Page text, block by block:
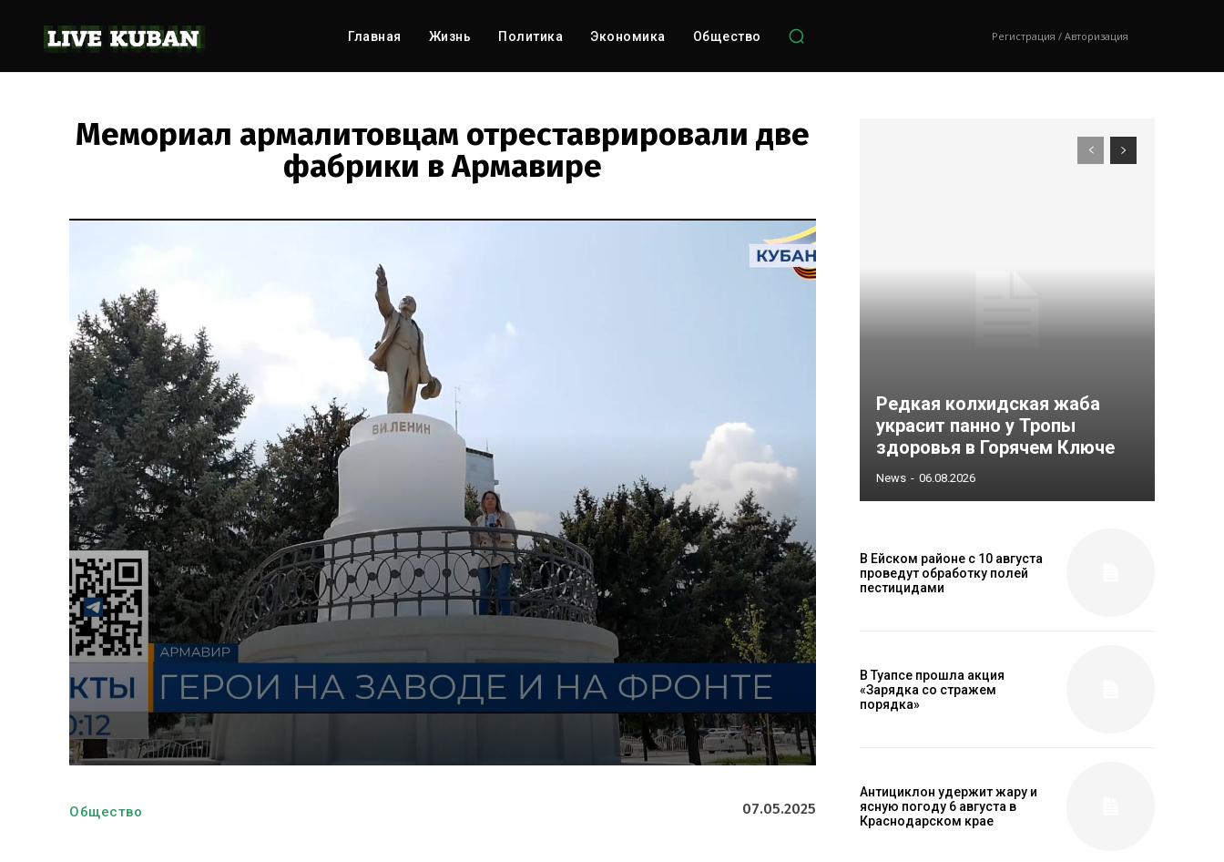
Главная Жизнь Политика Экономика Общество Регистрация / Авторизация
Мемориал армалитовцам отреставрировали две
фабрики в Армавире
Общество 07.05.2025
Редкая колхидская жаба
украсит панно у Тропы
здоровья в Горячем Ключе
News - 06.08.2026
В Ейском районе с 10 августа
проведут обработку полей
пестицидами
В Туапсе прошла акция
«Зарядка со стражем
порядка»
Антициклон удержит жару и
ясную погоду 6 августа в
Краснодарском крае